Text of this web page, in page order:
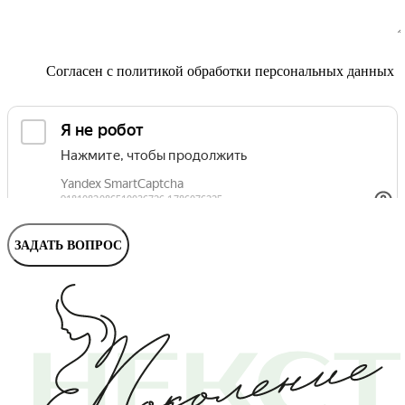
Согласен с политикой обработки персональных данных
ЗАДАТЬ ВОПРОС